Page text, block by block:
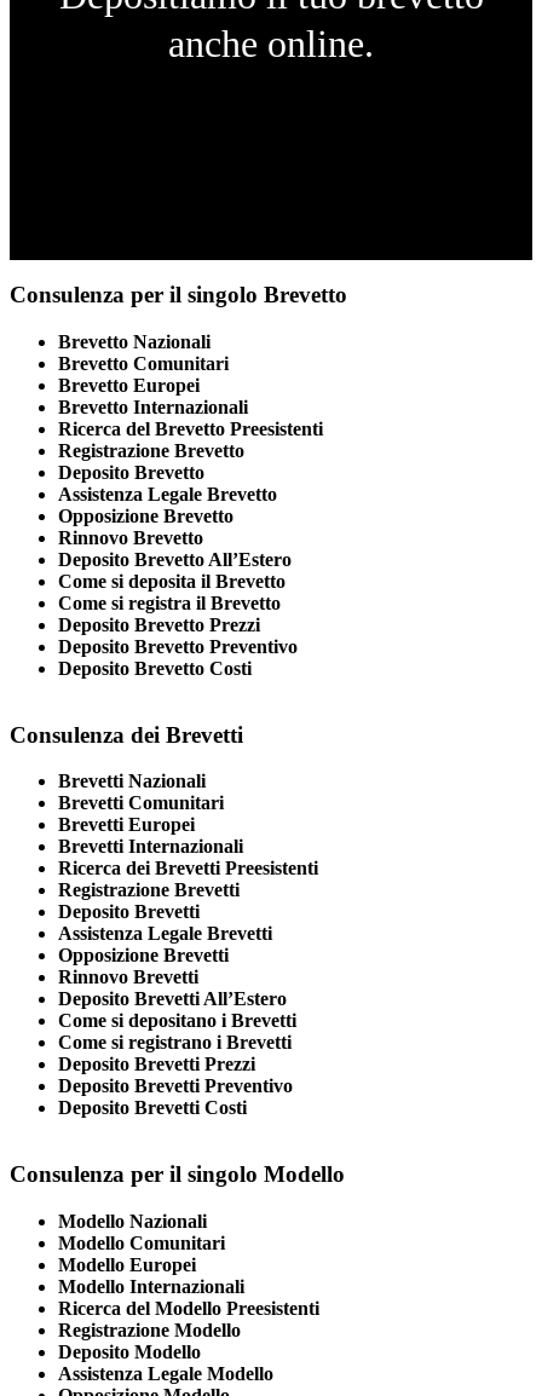
anche online.
Consulenza per il singolo Brevetto
Brevetto Nazionali
Brevetto Comunitari
Brevetto Europei
Brevetto Internazionali
Ricerca del Brevetto Preesistenti
Registrazione Brevetto
Deposito Brevetto
Assistenza Legale Brevetto
Opposizione Brevetto
Rinnovo Brevetto
Deposito Brevetto All’Estero
Come si deposita il Brevetto
Come si registra il Brevetto
Deposito Brevetto Prezzi
Deposito Brevetto Preventivo
Deposito Brevetto Costi
Consulenza dei Brevetti
Brevetti Nazionali
Brevetti Comunitari
Brevetti Europei
Brevetti Internazionali
Ricerca dei Brevetti Preesistenti
Registrazione Brevetti
Deposito Brevetti
Assistenza Legale Brevetti
Opposizione Brevetti
Rinnovo Brevetti
Deposito Brevetti All’Estero
Come si depositano i Brevetti
Come si registrano i Brevetti
Deposito Brevetti Prezzi
Deposito Brevetti Preventivo
Deposito Brevetti Costi
Consulenza per il singolo Modello
Modello Nazionali
Modello Comunitari
Modello Europei
Modello Internazionali
Ricerca del Modello Preesistenti
Registrazione Modello
Deposito Modello
Assistenza Legale Modello